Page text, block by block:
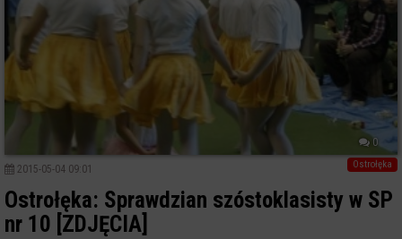
0
Ostrołęka
2015-05-04 09:01
Ostrołęka: Sprawdzian szóstoklasisty w SP
nr 10 [ZDJĘCIA]